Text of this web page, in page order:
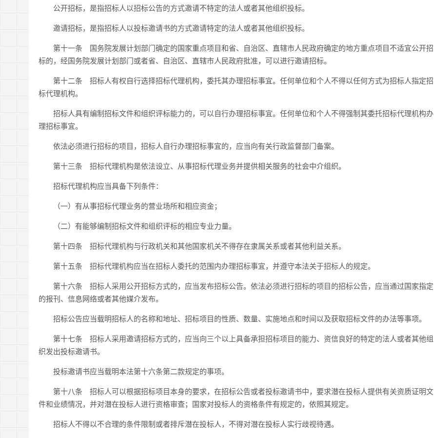
公开招标，是指招标人以招标公告的方式邀请不特定的法人或者其他组织投标。
邀请招标，是指招标人以投标邀请书的方式邀请特定的法人或者其他组织投标。
第十一条 国务院发展计划部门确定的国家重点项目和省、自治区、直辖市人民政府确定的地方重点项目不适宜公开招
标的，经国务院发展计划部门或者省、自治区、直辖市人民政府批准，可以进行邀请招标。
第十二条 招标人有权自行选择招标代理机构，委托其办理招标事宜。任何单位和个人不得以任何方式为招标人指定招
标代理机构。
招标人具有编制招标文件和组织评标能力的，可以自行办理招标事宜。任何单位和个人不得强制其委托招标代理机构办
理招标事宜。
依法必须进行招标的项目，招标人自行办理招标事宜的，应当向有关行政监督部门备案。
第十三条 招标代理机构是依法设立、从事招标代理业务并提供相关服务的社会中介组织。
招标代理机构应当具备下列条件：
（一）有从事招标代理业务的营业场所和相应资金；
（二）有能够编制招标文件和组织评标的相应专业力量。
第十四条 招标代理机构与行政机关和其他国家机关不得存在隶属关系或者其他利益关系。
第十五条 招标代理机构应当在招标人委托的范围内办理招标事宜，并遵守本法关于招标人的规定。
第十六条 招标人采用公开招标方式的，应当发布招标公告。依法必须进行招标的项目的招标公告，应当通过国家指定
的报刊、信息网络或者其他媒介发布。
招标公告应当载明招标人的名称和地址、招标项目的性质、数量、实施地点和时间以及获取招标文件的办法等事项。
第十七条 招标人采用邀请招标方式的，应当向三个以上具备承担招标项目的能力、资信良好的特定的法人或者其他组
织发出投标邀请书。
投标邀请书应当载明本法第十六条第二款规定的事项。
第十八条 招标人可以根据招标项目本身的要求，在招标公告或者投标邀请书中，要求潜在投标人提供有关资质证明文
件和业绩情况，并对潜在投标人进行资格审查；国家对投标人的资格条件有规定的，依照其规定。
招标人不得以不合理的条件限制或者排斥潜在投标人，不得对潜在投标人实行歧视待遇。